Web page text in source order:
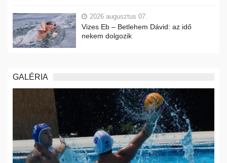
2026 augusztus 07.
Vizes Eb – Betlehem Dávid: az idő
nekem dolgozik
GALÉRIA